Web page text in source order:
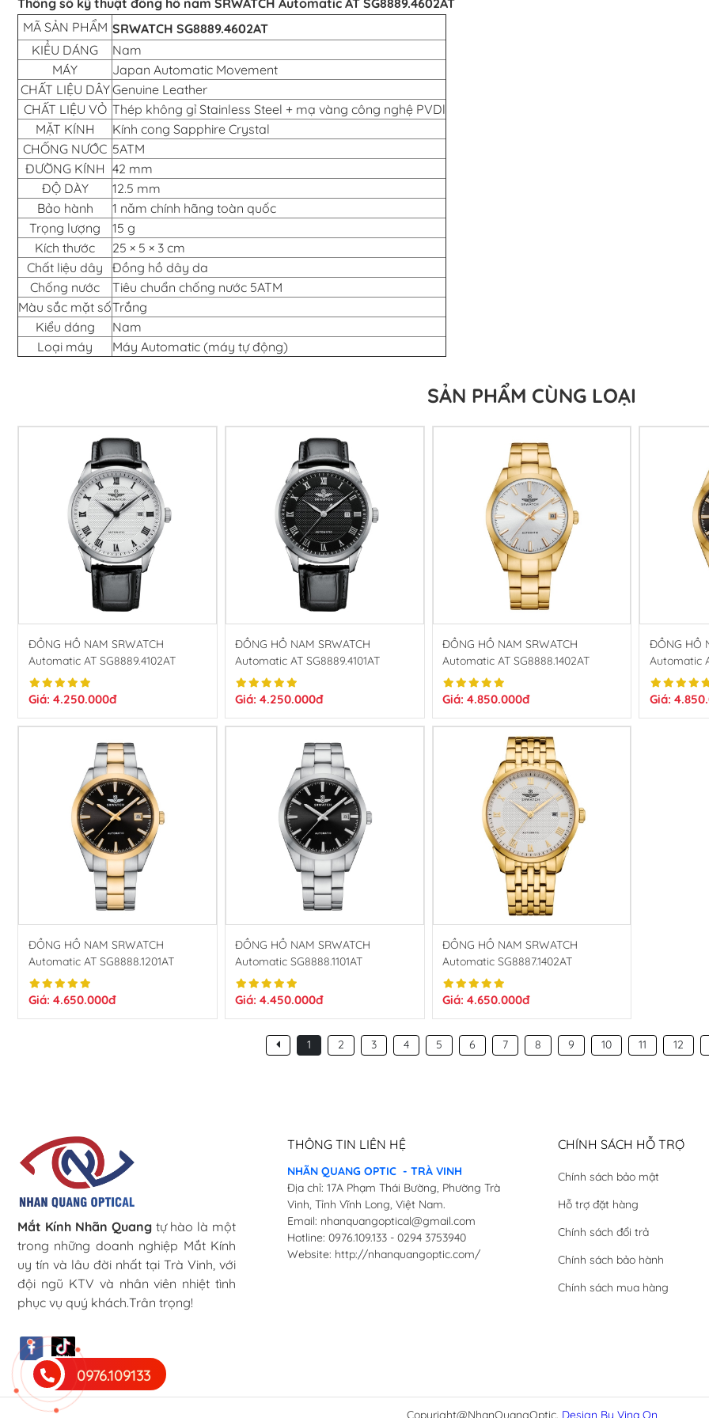
MÃ SẢN PHẨM SRWATCH SG8889.4602AT
KIỂU DÁNG
Nam
MÁY
Japan Automatic Movement
CHẤT LIỆU DÂYGenuine Leather
CHẤT LIỆU VỎ Thép không gỉ Stainless Steel + mạ vàng công nghệ PVDl
MẶT KÍNH
Kính cong Sapphire Crystal
CHỐNG NƯỚC 5ATM
ĐƯỜNG KÍNH 42 mm
ĐỘ DÀY
12.5 mm
Bảo hành
1 năm chính hãng toàn quốc
Trọng lượng
15 g
Kích thước
25 × 5 × 3 cm
Chất liệu dây
Đồng hồ dây da
Chống nước
Tiêu chuẩn chống nước 5ATM
Màu sắc mặt sốTrắng
Kiểu dáng
Nam
Loại máy
Máy Automatic (máy tự động)
SẢN PHẨM CÙNG LOẠI
ĐỒNG HỒ NAM SRWATCH
Automatic AT SG8889.4102AT
Giá: 4.250.000đ
ĐỒNG HỒ NAM SRWATCH
Automatic AT SG8889.4101AT
Giá: 4.250.000đ
ĐỒNG HỒ NAM SRWATCH
Automatic AT SG8888.1402AT
Giá: 4.850.000đ
ĐỒNG HỒ NAM
Automatic
Giá:
ĐỒNG HỒ NAM SRWATCH
Automatic AT SG8888.1201AT
Giá: 4.650.000đ
ĐỒNG HỒ NAM SRWATCH
Automatic SG8888.1101AT
Giá: 4.450.000đ
ĐỒNG HỒ NAM SRWATCH
Automatic SG8887.1402AT
Giá: 4.650.000đ
1 2 3 4 5 6 7 8 9 10 11 12
Mắt Kính Nhãn Quangtự hào là một
trong những doanh nghiệp Mắt Kính
uy tín và lâu đời nhất tại Trà Vinh, với
đội ngũ KTV và nhân viên nhiệt tình
phục vụ quý khách.Trân trọng!
THÔNG TIN LIÊN HỆ
NHÃN QUANG OPTIC - TRÀ VINH
Địa chỉ: 17A Phạm Thái Bường, Phường Trà
Vinh, Tỉnh Vĩnh Long, Việt Nam.
Email: nhanquangoptical@gmail.com
Hotline: 0976.109.133 - 0294 3753940
Website: http://nhanquangoptic.com/
CHÍNH SÁCH HỖ TRỢ
Chính sách bảo mật
Hỗ trợ đặt hàng
Chính sách đổi trả
Chính sách bảo hành
Chính sách mua hàng
Copyright@NhanQuangOptic. Design By Vina On
0976.109133